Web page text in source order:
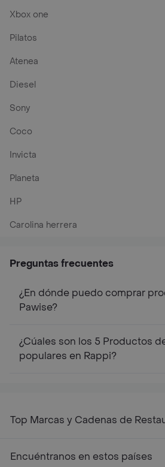
Xbox one
Pilatos
Atenea
Diesel
Sony
Coco
Invicta
Planeta
HP
Carolina herrera
Preguntas frecuentes
¿En dónde puedo comprar
Pawise?
¿Cúales son los 5 Productos
populares en Rappi?
Top Marcas y Cadenas de
Encuéntranos en estos países